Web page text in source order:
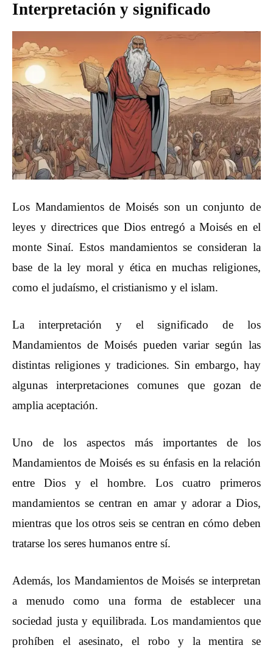
Interpretación y significado
Los Mandamientos de Moisés son un conjunto de
leyes y directrices que Dios entregó a Moisés en el
monte Sinaí. Estos mandamientos se consideran la
base de la ley moral y ética en muchas religiones,
como el judaísmo, el cristianismo y el islam.
La interpretación y el significado de los
Mandamientos de Moisés pueden variar según las
distintas religiones y tradiciones. Sin embargo, hay
algunas interpretaciones comunes que gozan de
amplia aceptación.
Uno de los aspectos más importantes de los
Mandamientos de Moisés es su énfasis en la relación
entre Dios y el hombre. Los cuatro primeros
mandamientos se centran en amar y adorar a Dios,
mientras que los otros seis se centran en cómo deben
tratarse los seres humanos entre sí.
Además, los Mandamientos de Moisés se interpretan
a menudo como una forma de establecer una
sociedad justa y equilibrada. Los mandamientos que
prohíben el asesinato, el robo y la mentira se